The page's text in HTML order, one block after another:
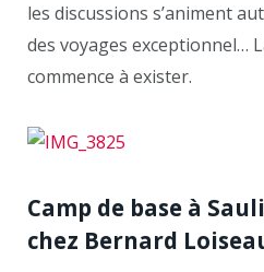
les discussions s’animent
des voyages exceptionnel…
commence à exister.
Camp de base à
chez Bernard